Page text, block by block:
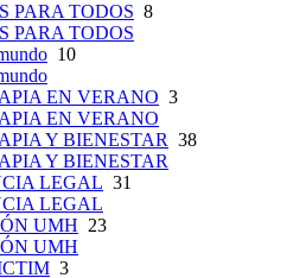
PARA TODOS 8
PARA TODOS
10
EN VERANO 3
EN VERANO
Y BIENESTAR 38
Y BIENESTAR
LEGAL 31
LEGAL
UMH 23
UMH
3